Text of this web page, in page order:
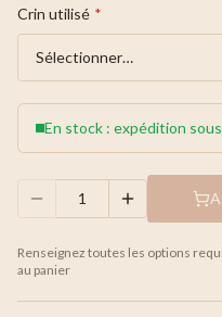
Crin utilisé *
En stock : expédition
Renseignez toutes les options
au panier